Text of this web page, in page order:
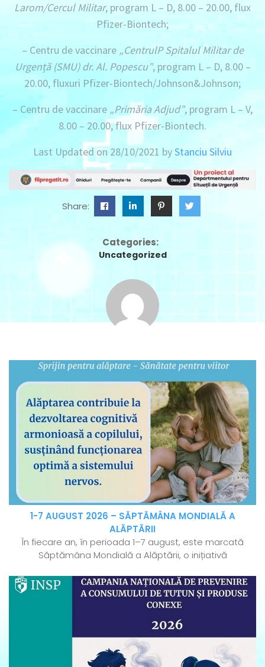
Larom/Cercul Militar, program L – D, 8.00 – 20.00, flux
Pfizer-Biontech;
– Centru de vaccinare „CentrulP Spitalul Militar de
Urgență (SMU) dr. Al. Popescu”, program L – D, 8.00 –
20.00, fluxuri Pfizer-Biontech/Johnson&Johnson;
– Centru de vaccinare „Primăria Adjud”, program L – V,
8.00 – 20.00, flux Pfizer-Biontech.
Last Updated on 28/10/2021 byStanciu Silviu
Share:
Categories:
Uncategorized
1-7 AUGUST 2026 – SĂPTĂMÂNA MONDIALĂ A
ALĂPTĂRII
În fiecare an, în perioada 1–7 august, este marcată
Săptămâna Mondială a Alăptării, o inițiativă